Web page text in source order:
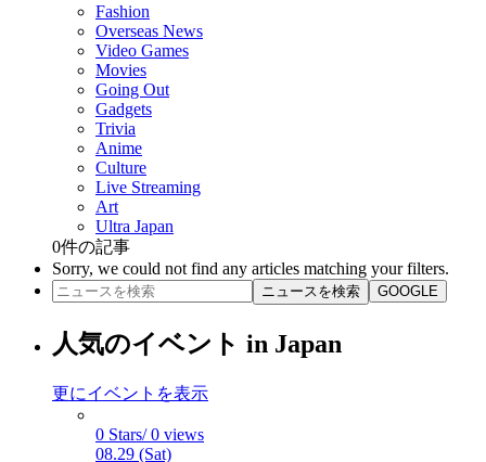
Fashion
Overseas News
Video Games
Movies
Going Out
Gadgets
Trivia
Anime
Culture
Live Streaming
Art
Ultra Japan
0件の記事
Sorry, we could not find any articles matching your filters.
ニュースを検索 GOOGLE
人気のイベント in Japan
更にイベントを表示
0 Stars/ 0 views
08.29 (Sat)